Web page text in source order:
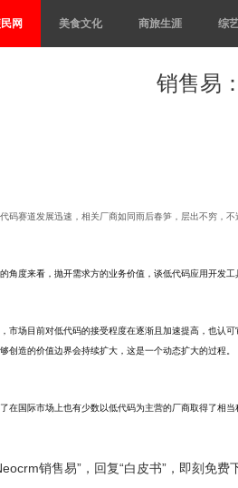
网 美食文化 商旅生涯 综
销售易
码赛道发展迅速，相关厂商如同雨后春笋，层出不穷，
角度来看，抛开需求方的业务价值，谈低代码应用开发工
市场目前对低代码的接受程度在逐渐且加速提高，也认
创造的价值边界会持续扩大，这是一个动态扩大的过程。
在国际市场上也有少数以低代码为主营的厂商取得了相
销售易”，回复“白皮书”，即刻免费